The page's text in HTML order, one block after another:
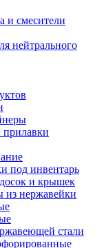
и смесители
нейтрального
под инвентарь
и крышек
из нержавейки
стали